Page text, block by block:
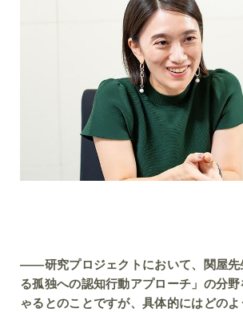
――研究プロジェクトにおいて、関屋先
る孤独への認知行動アプローチ」の分
ゃるとのことですが、具体的にはどの